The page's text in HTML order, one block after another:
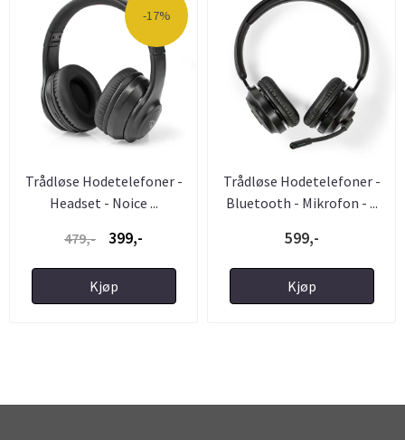
-17%
Trådløse Hodetelefoner -
Headset - Noice ...
479,-
399,-
Kjøp
Trådløse Hodetelefoner -
Bluetooth - Mikrofon - ...
599,-
Kjøp